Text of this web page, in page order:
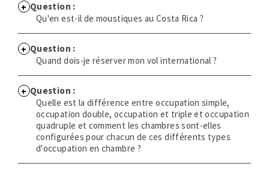
Question :
Qu'en est-il de moustiques au Costa Rica ?
Question :
Quand dois-je réserver mon vol international ?
Question :
Quelle est la différence entre occupation simple,
occupation double, occupation et triple et occupation
quadruple et comment les chambres sont-elles
configurées pour chacun de ces différents types
d'occupation en chambre ?